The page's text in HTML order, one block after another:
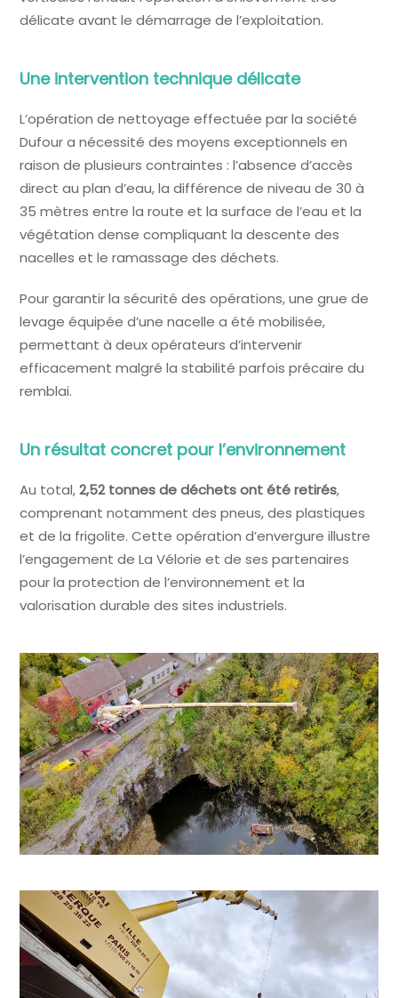
délicate avant le démarrage de l’exploitation.
Une intervention technique délicate
L’opération de nettoyage effectuée par la société
Dufour a nécessité des moyens exceptionnels en
raison de plusieurs contraintes : l’absence d’accès
direct au plan d’eau, la différence de niveau de 30 à
35 mètres entre la route et la surface de l’eau et la
végétation dense compliquant la descente des
nacelles et le ramassage des déchets.
Pour garantir la sécurité des opérations, une grue de
levage équipée d’une nacelle a été mobilisée,
permettant à deux opérateurs d’intervenir
efficacement malgré la stabilité parfois précaire du
remblai.
Un résultat concret pour l’environnement
Au total,2,52 tonnes de déchets ont été retirés,
comprenant notamment des pneus, des plastiques
et de la frigolite. Cette opération d’envergure illustre
l’engagement de La Vélorie et de ses partenaires
pour la protection de l’environnement et la
valorisation durable des sites industriels.